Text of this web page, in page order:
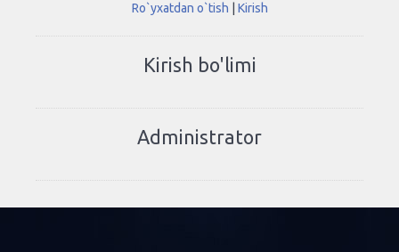
Ro`yxatdan o`tish
Kirish
Kirish bo'limi
Administrator